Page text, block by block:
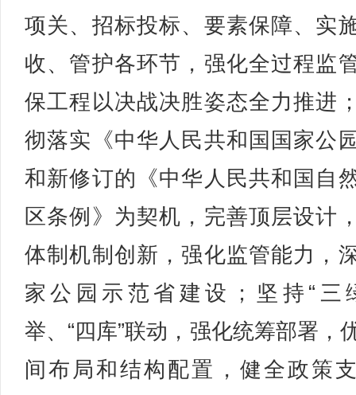
项关、招标投标、要素保障、实
收、管护各环节，强化全过程监
保工程以决战决胜姿态全力推进
彻落实《中华人民共和国国家公
和新修订的《中华人民共和国自
区条例》为契机，完善顶层设计
体制机制创新，强化监管能力，
家公园示范省建设；坚持“三
举、“四库”联动，强化统筹部署，
间布局和结构配置，健全政策